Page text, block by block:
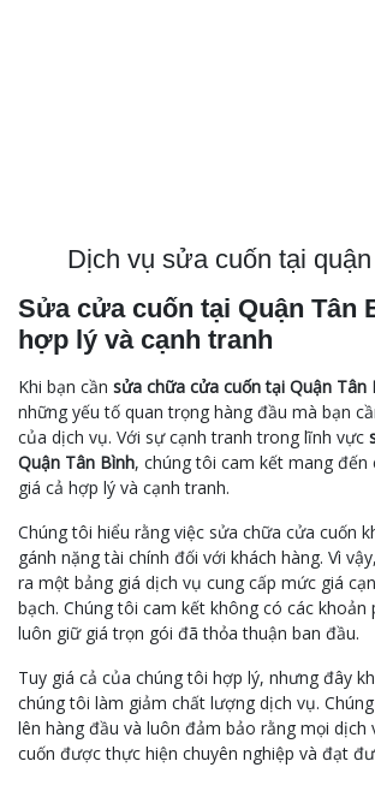
Dịch vụ sửa cuốn tại
Sửa cửa cuốn tại Quận Tân
hợp lý và cạnh tranh
Khi bạn cần sửa chữa cửa cuốn tại Quận Tân
những yếu tố quan trọng hàng đầu mà bạn
của dịch vụ. Với sự cạnh tranh trong lĩnh vực
Quận Tân Bình, chúng tôi cam kết mang đến
giá cả hợp lý và cạnh tranh.
Chúng tôi hiểu rằng việc sửa chữa cửa cuốn
gánh nặng tài chính đối với khách hàng. Vì
ra một bảng giá dịch vụ cung cấp mức giá
bạch. Chúng tôi cam kết không có các khoản
luôn giữ giá trọn gói đã thỏa thuận ban đầu.
Tuy giá cả của chúng tôi hợp lý, nhưng đây
chúng tôi làm giảm chất lượng dịch vụ.
lên hàng đầu và luôn đảm bảo rằng mọi dịch
cuốn được thực hiện chuyên nghiệp và đạt